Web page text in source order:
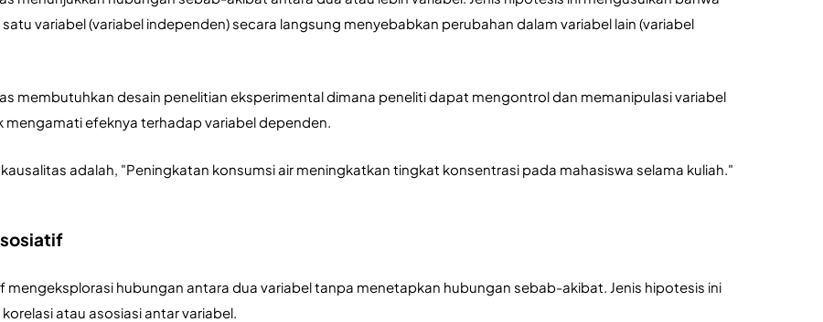
variabel (variabel independen) secara langsung menyebabkan perubahan dalam variabel lain (variabel
membutuhkan desain penelitian eksperimental dimana peneliti dapat mengontrol dan memanipulasi variabel
mengamati efeknya terhadap variabel dependen.
adalah, "Peningkatan konsumsi air meningkatkan tingkat konsentrasi pada mahasiswa selama kuliah."
mengeksplorasi hubungan antara dua variabel tanpa menetapkan hubungan sebab-akibat. Jenis hipotesis ini
atau asosiasi antar variabel.